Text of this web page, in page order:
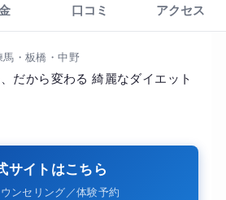
口コミ アクセス
・板橋・中野
だから変わる 綺麗なダイエット
サイトはこちら
ンセリング／体験予約